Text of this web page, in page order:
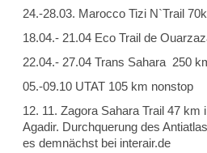
24.-28.03. Marocco Tizi N`Trail
18.04.- 21.04 Eco Trail de
22.04.- 27.04 Trans Sahara 250
05.-09.10 UTAT 105 km nonstop
12. 11. Zagora Sahara Trail 47
Agadir. Durchquerung des
es demnächst bei interair.de